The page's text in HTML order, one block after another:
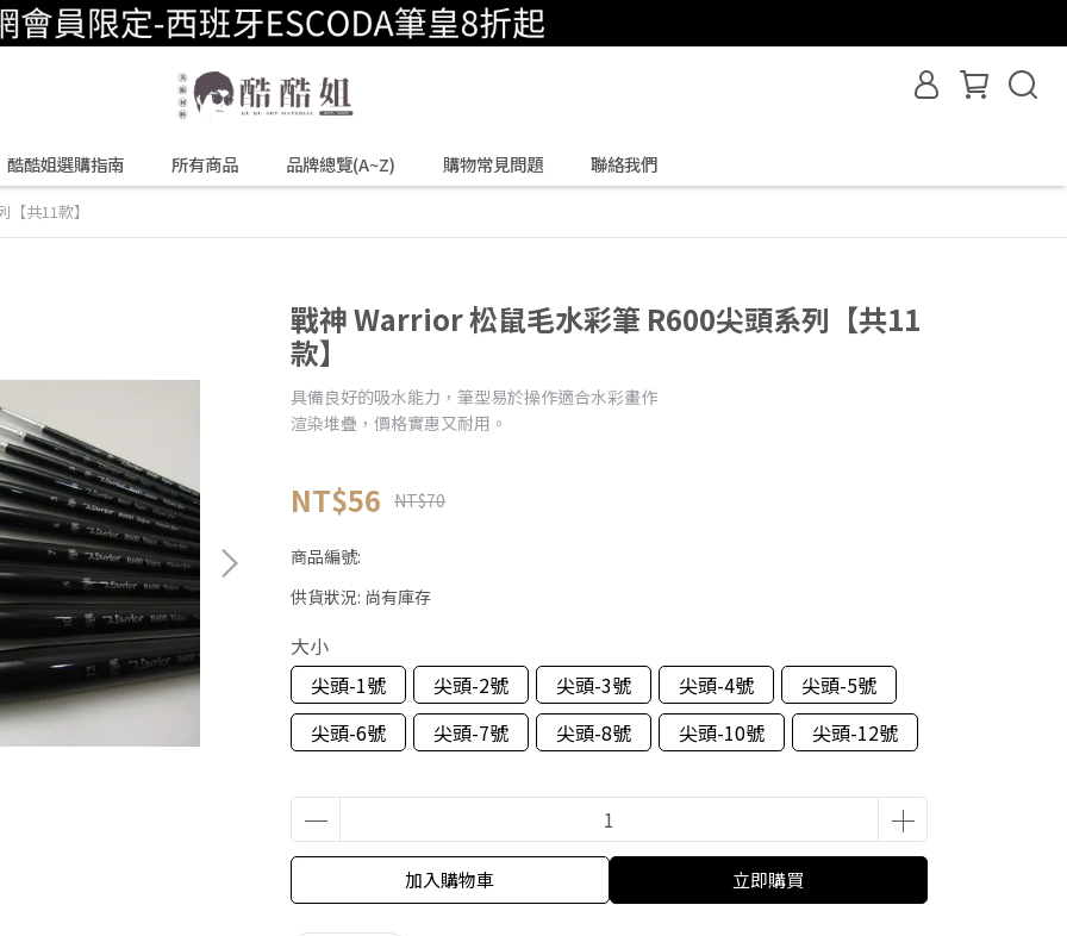
酷酷姐選購指南 所有商品 品牌總覽(A~Z) 購物常見問題 聯絡我們
共11款】
戰神 Warrior 松鼠毛水彩筆 R600尖頭系列【共11
款】
具備良好的吸水能力，筆型易於操作適合水彩畫作
渲染堆疊，價格實惠又耐用。
NT$56 NT$70
商品編號:
供貨狀況: 尚有庫存
大小
尖頭-1號
尖頭-2號 尖頭-3號 尖頭-4號
尖頭-5號
尖頭-6號
尖頭-7號 尖頭-8號 尖頭-10號 尖頭-12號
加入購物車 立即購買